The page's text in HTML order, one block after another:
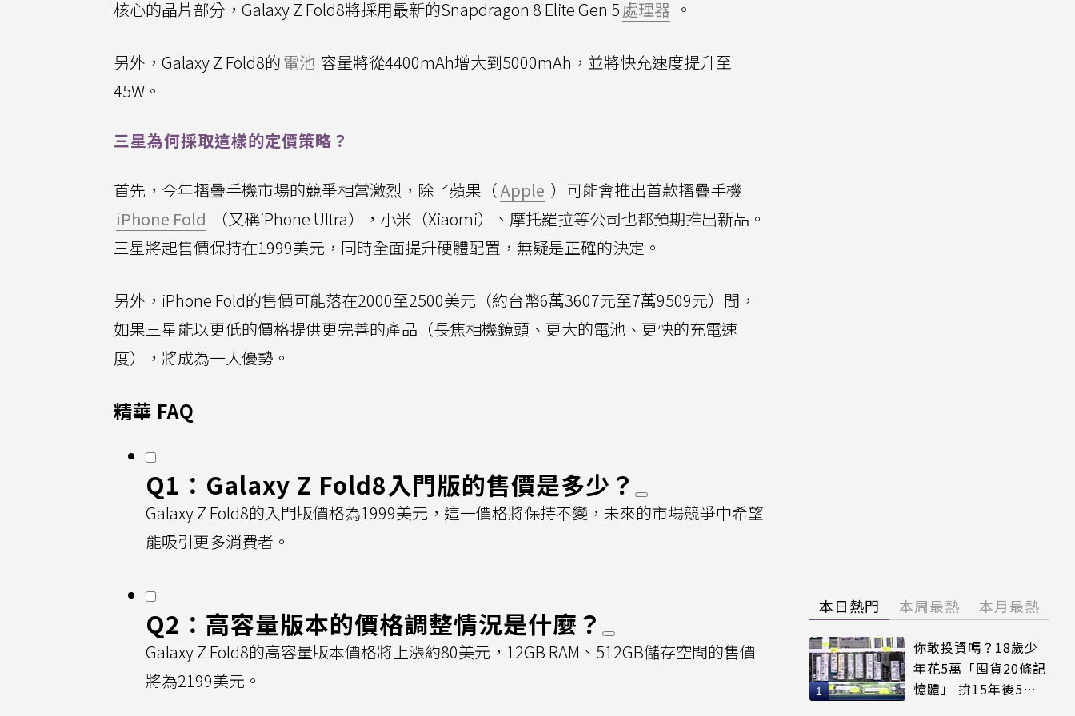
核心的晶片部分，Galaxy Z Fold8將採用最新的Snapdragon 8 Elite Gen 5處理器 。
另外，Galaxy Z Fold8的電池 容量將從4400mAh增大到5000mAh，並將快充速度提升至
45W。
三星為何採取這樣的定價策略？
首先，今年摺疊手機市場的競爭相當激烈，除了蘋果（Apple ）可能會推出首款摺疊手機
iPhone Fold
（又稱iPhone Ultra），小米（Xiaomi）、摩托羅拉等公司也都預期推出新品。
三星將起售價保持在1999美元，同時全面提升硬體配置，無疑是正確的決定。
另外，iPhone Fold的售價可能落在2000至2500美元（約台幣6萬3607元至7萬9509元）間，
如果三星能以更低的價格提供更完善的產品（長焦相機鏡頭、更大的電池、更快的充電速
度），將成為一大優勢。
精華 FAQ
Q1：Galaxy Z Fold8入門版的售價是多少？
Galaxy Z Fold8的入門版價格為1999美元，這一價格將保持不變，未來的市場競爭中希望
能吸引更多消費者。
Q2：高容量版本的價格調整情況是什麼？
Galaxy Z Fold8的高容量版本價格將上漲約80美元，12GB RAM、512GB儲存空間的售價
將為2199美元。
本日熱門 本周最熱 本月最熱
你敢投資嗎？18歲少
年花5萬「囤貨20條記
憶體」 拚15年後5倍